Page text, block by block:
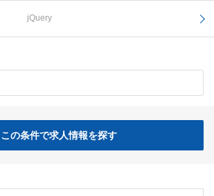
jQuery
この条件で求人情報を探す